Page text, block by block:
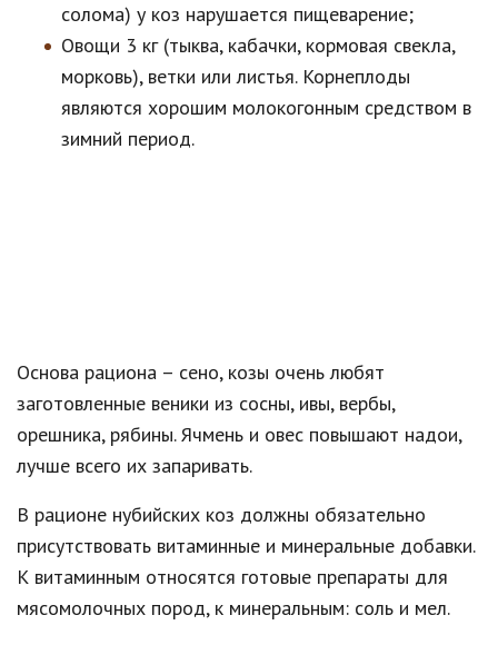
солома) у коз нарушается пищеварение;
Овощи 3 кг (тыква, кабачки, кормовая свекла,
морковь), ветки или листья. Корнеплоды
являются хорошим молокогонным средством в
зимний период.
Основа рациона – сено, козы очень любят
заготовленные веники из сосны, ивы, вербы,
орешника, рябины. Ячмень и овес повышают надои,
лучше всего их запаривать.
В рационе нубийских коз должны обязательно
присутствовать витаминные и минеральные добавки.
К витаминным относятся готовые препараты для
мясомолочных пород, к минеральным: соль и мел.